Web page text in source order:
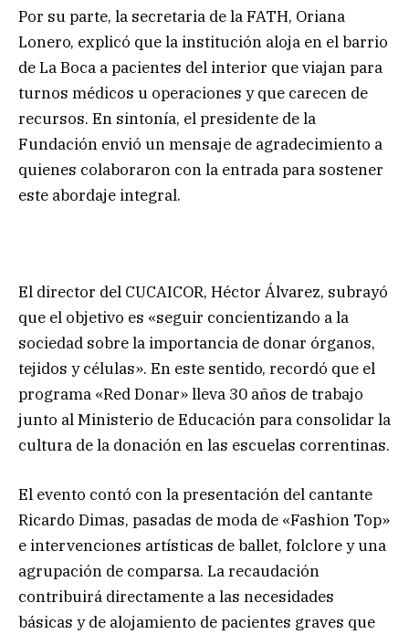
Por su parte, la secretaria de la FATH, Oriana
Lonero, explicó que la institución aloja en el barrio
de La Boca a pacientes del interior que viajan para
turnos médicos u operaciones y que carecen de
recursos. En sintonía, el presidente de la
Fundación envió un mensaje de agradecimiento a
quienes colaboraron con la entrada para sostener
este abordaje integral.
El director del CUCAICOR, Héctor Álvarez, subrayó
que el objetivo es «seguir concientizando a la
sociedad sobre la importancia de donar órganos,
tejidos y células». En este sentido, recordó que el
programa «Red Donar» lleva 30 años de trabajo
junto al Ministerio de Educación para consolidar la
cultura de la donación en las escuelas correntinas.
El evento contó con la presentación del cantante
Ricardo Dimas, pasadas de moda de «Fashion Top»
e intervenciones artísticas de ballet, folclore y una
agrupación de comparsa. La recaudación
contribuirá directamente a las necesidades
básicas y de alojamiento de pacientes graves que